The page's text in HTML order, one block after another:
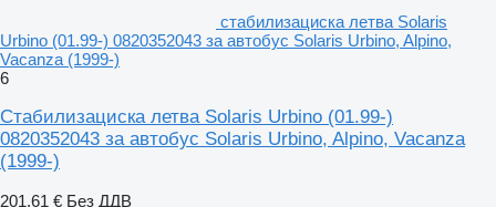
стабилизациска летва Solaris
Urbino (01.99-) 0820352043 за автобус Solaris Urbino, Alpino,
Vacanza (1999-)
6
Стабилизациска летва Solaris Urbino (01.99-)
0820352043 за автобус Solaris Urbino, Alpino, Vacanza
(1999-)
201,61 € Без ДДВ